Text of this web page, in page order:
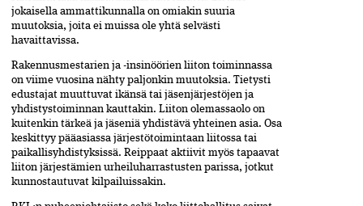
jokaisella ammattikunnalla on omiakin suuria
muutoksia, joita ei muissa ole yhtä selvästi
havaittavissa.
Rakennusmestarien ja -insinöörien liiton toiminnassa
on viime vuosina nähty paljonkin muutoksia. Tietysti
edustajat muuttuvat ikänsä tai jäsenjärjestöjen ja
yhdistystoiminnan kauttakin. Liiton olemassaolo on
kuitenkin tärkeä ja jäseniä yhdistävä yhteinen asia. Osa
keskittyy pääasiassa järjestötoimintaan liitossa tai
paikallisyhdistyksissä. Reippaat aktiivit myös tapaavat
liiton järjestämien urheiluharrastusten parissa, jotkut
kunnostautuvat kilpailuissakin.